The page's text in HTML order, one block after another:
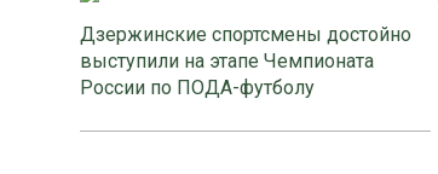
Дзержинские спортсмены достойно
выступили на этапе Чемпионата
России по ПОДА-футболу